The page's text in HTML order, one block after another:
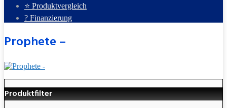
⭐ Produktvergleich
? Finanzierung
Prophete –
Produktfilter